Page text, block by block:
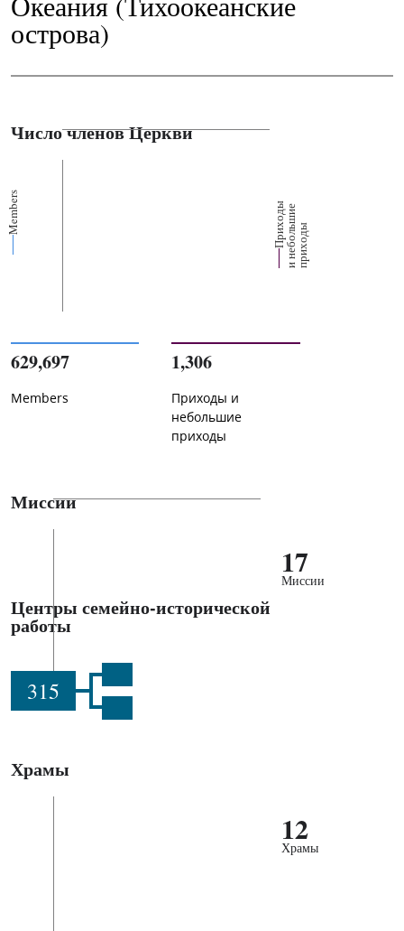
острова)
Число членов Церкви
Members П
р
их
о
д
ы
и
н
е
б
о
ль
ш
ие
п
р
и
х
о
ды
629,697
Members
1,306
Приходы и
небольшие
приходы
Миссии
17
Миссии
Центры семейно-исторической
работы
315
Храмы
12
Храмы